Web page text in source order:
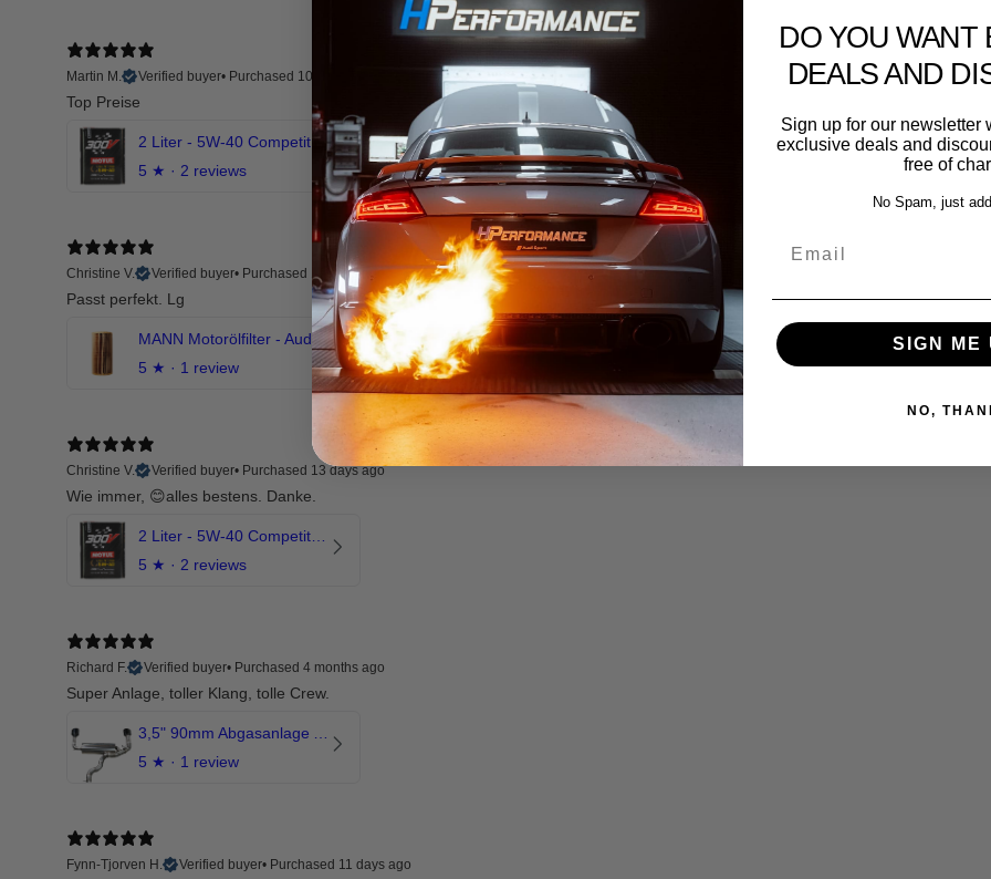
Martin M.
Verified buyer• Purchased 10 days ago
Top Preise
2 Liter - 5W-40 Competition 300V Motul Motoröl
5 ★ · 2 reviews
Christine V.
Verified buyer• Purchased 13 days ago
Passt perfekt. Lg
MANN Motorölfilter - Audi RS3 TTRS RSQ3 VZ5 - DAZ DNW
5 ★ · 1 review
Christine V.
Verified buyer• Purchased 13 days ago
Wie immer, 😊alles bestens. Danke.
2 Liter - 5W-40 Competition 300V Motul Motoröl
5 ★ · 2 reviews
Richard F.
Verified buyer• Purchased 4 months ago
Super Anlage, toller Klang, tolle Crew.
3,5" 90mm Abgasanlage AUDI RSQ3 DNWA 2.5 TFSI
5 ★ · 1 review
Fynn-Tjorven H.
Verified buyer• Purchased 11 days ago
DO YOU WANT
DEALS AND
Sign up for our newsletter
exclusive deals and
free of
No Spam, just
SIGN ME
NO,